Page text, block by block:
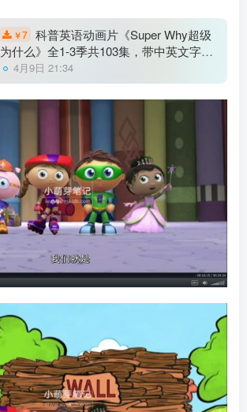
￥7 科普英语动画片《Super Why超级
为什么》全1-3季共103集，带中英文字
幕，百度云网盘下载！
4月9日 21:34